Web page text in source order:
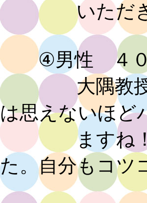
いただき
④男性 ４０
大隅教授と同
は思えないほど
ますね！勉
た。自分もコツ